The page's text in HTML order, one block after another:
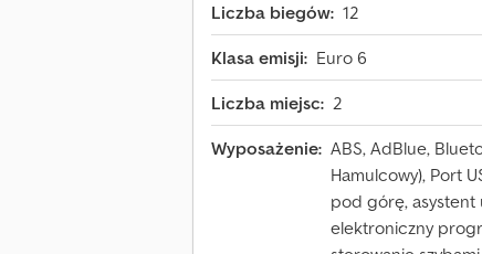
Liczba biegów: 12
Klasa emisji: Euro 6
Liczba miejsc: 2
Wyposażenie: ABS, AdBlue,
Hamulcowy), Port
pod górę, asystent
elektroniczny